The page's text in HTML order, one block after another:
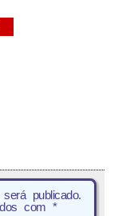
publicado.
com*